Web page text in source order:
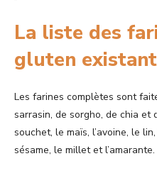
La liste des
gluten
Les farines complètes sont
sarrasin, de sorgho, de chia et
souchet, le maïs, l’avoine, le
sésame, le millet et l’amarante.